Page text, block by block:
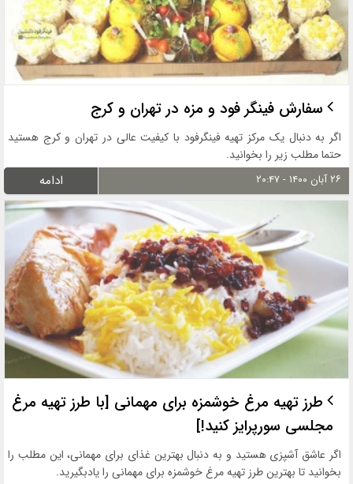
سفارش فینگر فود و مزه در تهران و کرج
اگر به دنبال یک مرکز تهیه فینگرفود با کیفیت عالی در تهران و کرج هستید
حتما مطلب زیر را بخوانید.
۲۶ آبان ۱۴۰۰ - ۲۰:۴۷ ادامه
طرز تهیه مرغ خوشمزه برای مهمانی [با طرز تهیه مرغ
مجلسی سورپرایز کنید!]
اگر عاشق آشپزی هستید و به دنبال بهترین غذای برای مهمانی، این مطلب را
بخوانید تا بهترین طرز تهیه مرغ خوشمزه برای مهمانی را یادبگیرید.